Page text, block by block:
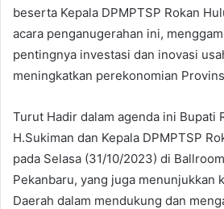
beserta Kepala DPMPTSP Rokan
acara penganugerahan ini,
pentingnya investasi dan inovasi
meningkatkan perekonomian
Turut Hadir dalam agenda ini Bupati
H.Sukiman dan Kepala DPMPTSP
pada Selasa (31/10/2023) di
Pekanbaru, yang juga menunjukkan
Daerah dalam mendukung dan